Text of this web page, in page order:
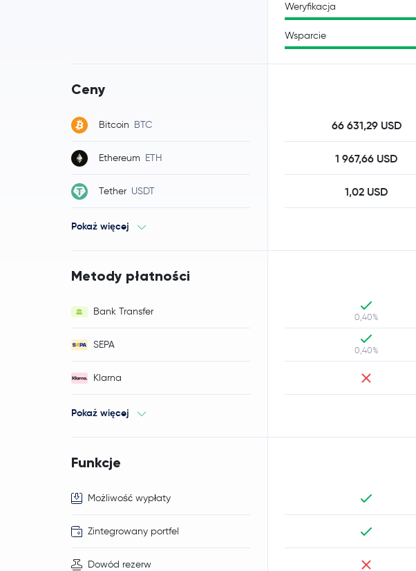
Ceny
Bitcoin BTC
Ethereum ETH
Tether USDT
Pokaż więcej
Metody płatności
Bank Transfer
SEPA
Klarna
Pokaż więcej
Funkcje
Możliwość wypłaty
Zintegrowany portfel
Dowód rezerw
Weryfikacja
Wsparcie
66 631,29 USD
1 967,66 USD
1,02 USD
0,40%
0,40%